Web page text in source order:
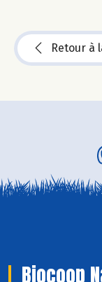
Retour à
Biocoop